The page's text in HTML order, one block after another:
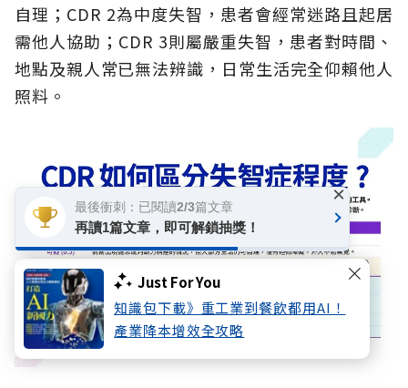
Just For You
知識包下載》重工業到餐飲都用AI！
產業降本增效全攻略
自理；CDR 2為中度失智，患者會經常迷路且起居
需他人協助；CDR 3則屬嚴重失智，患者對時間、
地點及親人常已無法辨識，日常生活完全仰賴他人
照料。
最後衝刺：已閱讀2/3篇文章
再讀1篇文章，即可解鎖抽獎！
×